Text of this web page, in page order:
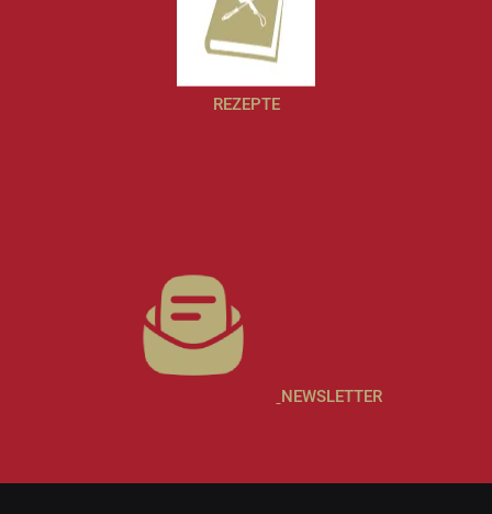
REZEPTE
NEWSLETTER